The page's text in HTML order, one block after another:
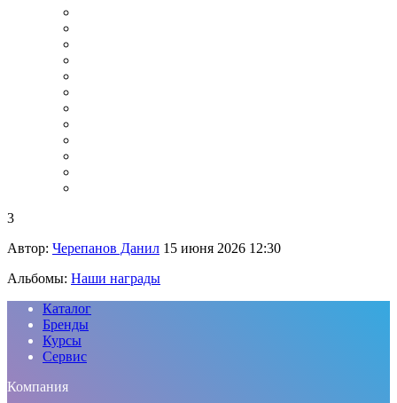
3
Автор: Черепанов Данил 15 июня 2026 12:30
Альбомы: Наши награды
Каталог
Бренды
Курсы
Сервис
Компания